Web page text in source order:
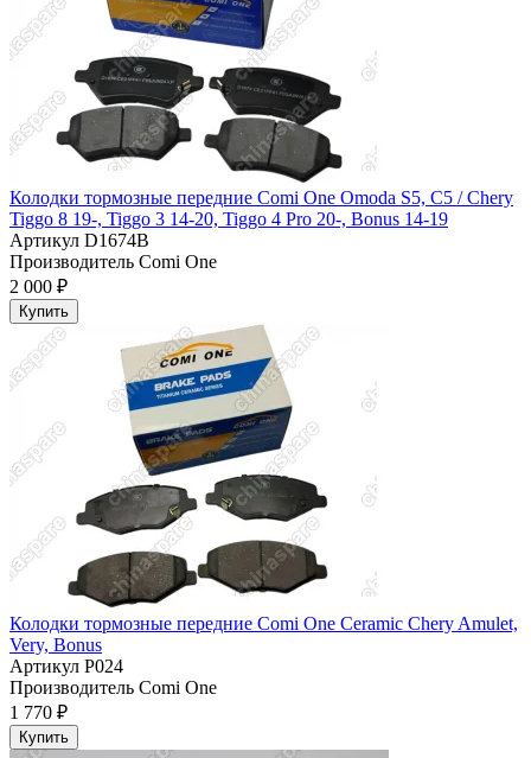
Колодки тормозные передние Comi One Omoda S5, C5 / Chery
Tiggo 8 19-, Tiggo 3 14-20, Tiggo 4 Pro 20-, Bonus 14-19
Артикул D1674B
Производитель Comi One
2 000 ₽
Купить
Колодки тормозные передние Comi One Ceramic Chery Amulet,
Very, Bonus
Артикул P024
Производитель Comi One
1 770 ₽
Купить